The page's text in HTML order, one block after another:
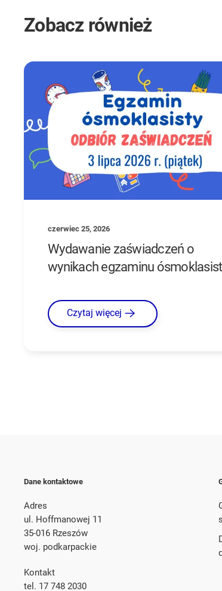
Zobacz również
czerwiec 25, 2026
Wydawanie zaświadczeń o
wynikach egzaminu
Czytaj więcej
Dane kontaktowe
Adres
ul. Hoffmanowej 11
35-016 Rzeszów
woj. podkarpackie
Kontakt
tel. 17 748 2030